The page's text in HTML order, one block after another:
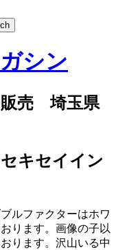
シン
販売 埼玉県
キセイイン
ルファクターはホワ
ります。画像の子以
ります。沢山いる中